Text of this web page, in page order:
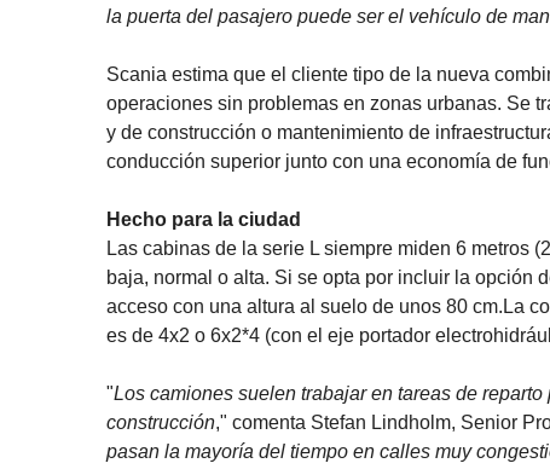
la puerta del pasajero puede ser el vehículo de
Scania estima que el cliente tipo de la nueva
operaciones sin problemas en zonas urbanas. Se
y de construcción o mantenimiento de
conducción superior junto con una economía de
Hecho para la ciudad
Las cabinas de la serie L siempre miden 6 metros
baja, normal o alta. Si se opta por incluir la opción
acceso con una altura al suelo de unos 80 cm.La
es de 4x2 o 6x2*4 (con el eje portador
"Los camiones suelen trabajar en tareas de
construcción," comenta Stefan Lindholm, Senior
pasan la mayoría del tiempo en calles muy